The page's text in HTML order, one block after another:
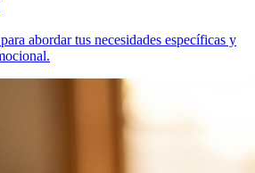
abordar tus necesidades específicas y